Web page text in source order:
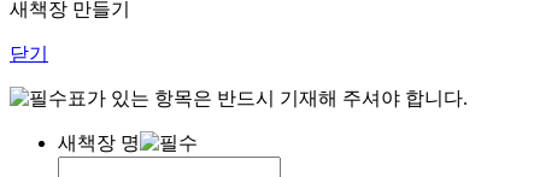
새책장 만들기
닫기
표가 있는 항목은 반드시 기재해 주셔야 합니다.
새책장 명